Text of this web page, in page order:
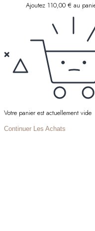
Ajoutez 110,00 € au
Votre panier est actuellement vide
Continuer Les Achats